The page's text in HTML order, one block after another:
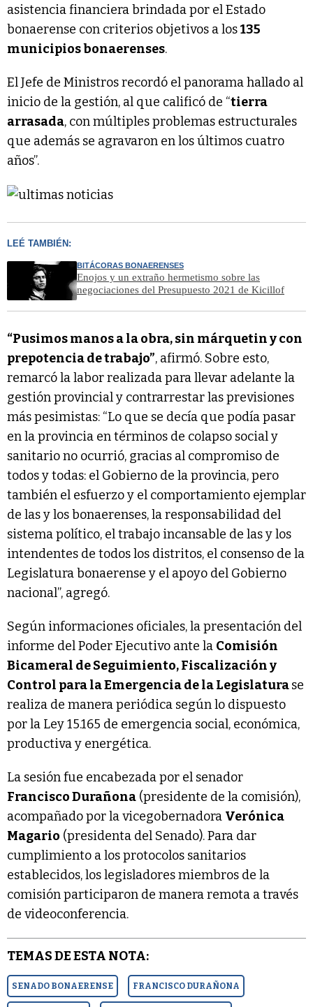
asistencia financiera brindada por el Estado
bonaerense con criterios objetivos a los135
municipios bonaerenses.
El Jefe de Ministros recordó el panorama hallado al
inicio de la gestión, al que calificó de “tierra
arrasada, con múltiples problemas estructurales
que además se agravaron en los últimos cuatro
años”.
LEÉ TAMBIÉN:
BITÁCORAS BONAERENSES
Enojos y un extraño hermetismo sobre las
negociaciones del Presupuesto 2021 de Kicillof
“Pusimos manos a la obra, sin márquetin y con
prepotencia de trabajo”, afirmó. Sobre esto,
remarcó la labor realizada para llevar adelante la
gestión provincial y contrarrestar las previsiones
más pesimistas: “Lo que se decía que podía pasar
en la provincia en términos de colapso social y
sanitario no ocurrió, gracias al compromiso de
todos y todas: el Gobierno de la provincia, pero
también el esfuerzo y el comportamiento ejemplar
de las y los bonaerenses, la responsabilidad del
sistema político, el trabajo incansable de las y los
intendentes de todos los distritos, el consenso de la
Legislatura bonaerense y el apoyo del Gobierno
nacional”, agregó.
Según informaciones oficiales, la presentación del
informe del Poder Ejecutivo ante la Comisión
Bicameral de Seguimiento, Fiscalización y
Control para la Emergencia de la Legislaturase
realiza de manera periódica según lo dispuesto
por la Ley 15.165 de emergencia social, económica,
productiva y energética.
La sesión fue encabezada por el senador
Francisco Durañona (presidente de la comisión),
acompañado por la vicegobernadora Verónica
Magario (presidenta del Senado). Para dar
cumplimiento a los protocolos sanitarios
establecidos, los legisladores miembros de la
comisión participaron de manera remota a través
de videoconferencia.
TEMAS DE ESTA NOTA:
SENADO BONAERENSE FRANCISCO DURAÑONA